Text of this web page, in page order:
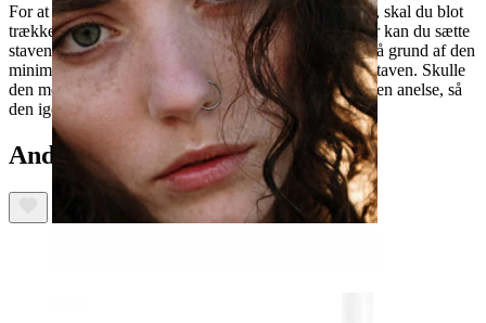
For at sikre, at smykkerne sidder sikkert i din piercing, skal du blot
trække stiften ud af staven og bøje stiften lidt. Derefter kan du sætte
staven gennem din piercing og indsætte stiften igen. På grund af den
minimale bøjning af stiften sidder den i spænd inde i staven. Skulle
den med tiden blive lidt "løs" kan du altid bøje stiften en anelse, så
den igen vil sidde bedre fast i staven.
Andre har også købt